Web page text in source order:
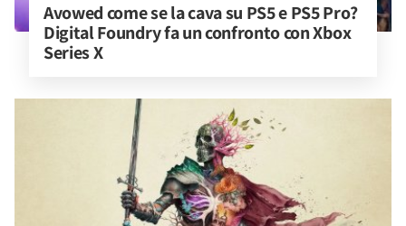
Avowed come se la cava su PS5 e PS5 Pro?
Digital Foundry fa un confronto con Xbox
Series X